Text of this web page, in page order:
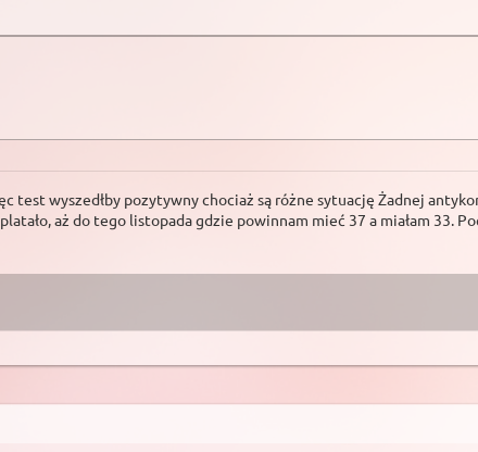
test wyszedłby pozytywny chociaż są różne sytuację Żadnej
aż do tego listopada gdzie powinnam mieć 37 a miałam 33.